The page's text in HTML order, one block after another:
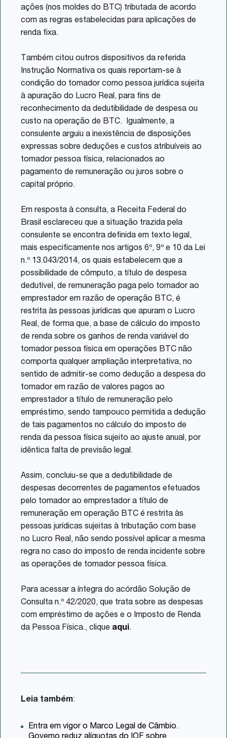
ações (nos moldes do BTC) tributada de acordo
com as regras estabelecidas para aplicações de
renda fixa.
Também citou outros dispositivos da referida
Instrução Normativa os quais reportam-se à
condição do tomador como pessoa jurídica sujeita
à apuração do Lucro Real, para fins de
reconhecimento da dedutibilidade de despesa ou
custo na operação de BTC. Igualmente, a
consulente arguiu a inexistência de disposições
expressas sobre deduções e custos atribuíveis ao
tomador pessoa física, relacionados ao
pagamento de remuneração ou juros sobre o
capital próprio.
Em resposta à consulta, a Receita Federal do
Brasil esclareceu que a situação trazida pela
consulente se encontra definida em texto legal,
mais especificamente nos artigos 6º, 9º e 10 da Lei
n.º 13.043/2014, os quais estabelecem que a
possibilidade de cômputo, a título de despesa
dedutível, de remuneração paga pelo tomador ao
emprestador em razão de operação BTC, é
restrita às pessoas jurídicas que apuram o Lucro
Real, de forma que, a base de cálculo do imposto
de renda sobre os ganhos de renda variável do
tomador pessoa física em operações BTC não
comporta qualquer ampliação interpretativa, no
sentido de admitir-se como dedução a despesa do
tomador em razão de valores pagos ao
emprestador a título de remuneração pelo
empréstimo, sendo tampouco permitida a dedução
de tais pagamentos no cálculo do imposto de
renda da pessoa física sujeito ao ajuste anual, por
idêntica falta de previsão legal.
Assim, concluiu-se que a dedutibilidade de
despesas decorrentes de pagamentos efetuados
pelo tomador ao emprestador a título de
remuneração em operação BTC é restrita às
pessoas jurídicas sujeitas à tributação com base
no Lucro Real, não sendo possível aplicar a mesma
regra no caso do imposto de renda incidente sobre
as operações de tomador pessoa física.
Para acessar a íntegra do acórdão Solução de
Consulta n.º 42/2020, que trata sobre as despesas
com empréstimo de ações e o Imposto de Renda
da Pessoa Física., clique aqui.
Leia também:
Entra em vigor o Marco Legal de Câmbio.